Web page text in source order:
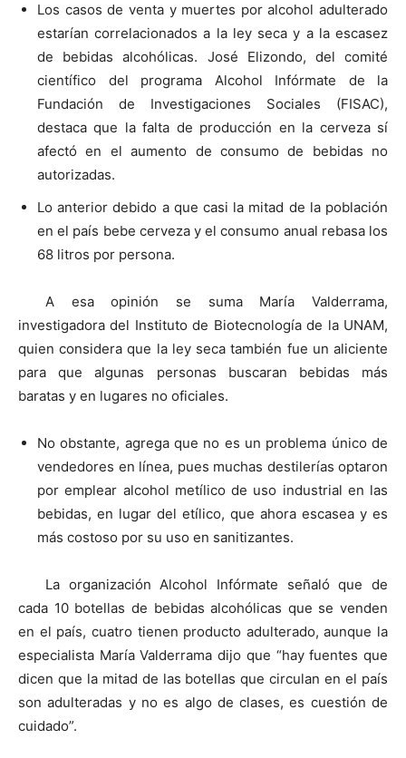
Los casos de venta y muertes por alcohol adulterado
estarían correlacionados a la ley seca y a la escasez
de bebidas alcohólicas. José Elizondo, del comité
científico del programa Alcohol Infórmate de la
Fundación de Investigaciones Sociales (FISAC),
destaca que la falta de producción en la cerveza sí
afectó en el aumento de consumo de bebidas no
autorizadas.
Lo anterior debido a que casi la mitad de la población
en el país bebe cerveza y el consumo anual rebasa los
68 litros por persona.
A esa opinión se suma María Valderrama,
investigadora del Instituto de Biotecnología de la UNAM,
quien considera que la ley seca también fue un aliciente
para que algunas personas buscaran bebidas más
baratas y en lugares no oficiales.
No obstante, agrega que no es un problema único de
vendedores en línea, pues muchas destilerías optaron
por emplear alcohol metílico de uso industrial en las
bebidas, en lugar del etílico, que ahora escasea y es
más costoso por su uso en sanitizantes.
La organización Alcohol Infórmate señaló que de
cada 10 botellas de bebidas alcohólicas que se venden
en el país, cuatro tienen producto adulterado, aunque la
especialista María Valderrama dijo que “hay fuentes que
dicen que la mitad de las botellas que circulan en el país
son adulteradas y no es algo de clases, es cuestión de
cuidado”.